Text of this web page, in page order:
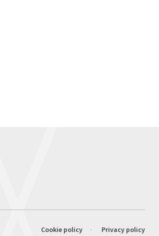
Cookie policy Privacy policy